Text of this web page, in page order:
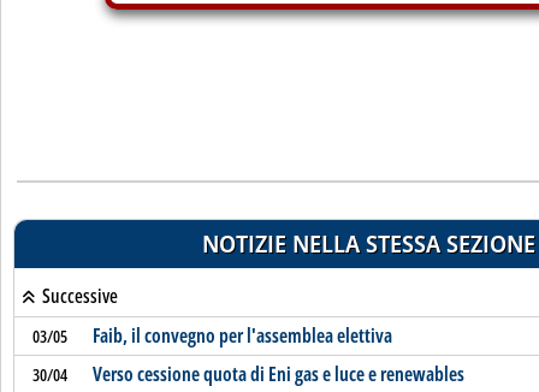
NOTIZIE NELLA STESSA SEZIONE
Successive
03/05 Faib, il convegno per l'assemblea elettiva
30/04 Verso cessione quota di Eni gas e luce e renewables